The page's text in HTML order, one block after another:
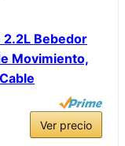
2.2L Bebedor
Movimiento,
Ver precio